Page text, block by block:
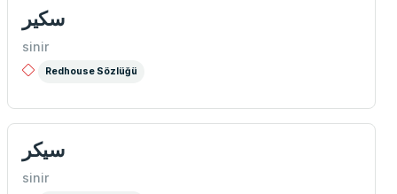
سكیر
sinir
Redhouse Sözlüğü
سیكر
sinir